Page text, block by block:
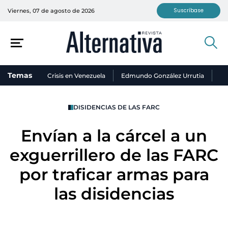
Viernes, 07 de agosto de 2026 Suscríbase
Temas Crisis en Venezuela Edmundo González Urrutia
DISIDENCIAS DE LAS FARC
Envían a la cárcel a un
exguerrillero de las FARC
por traficar armas para
las disidencias